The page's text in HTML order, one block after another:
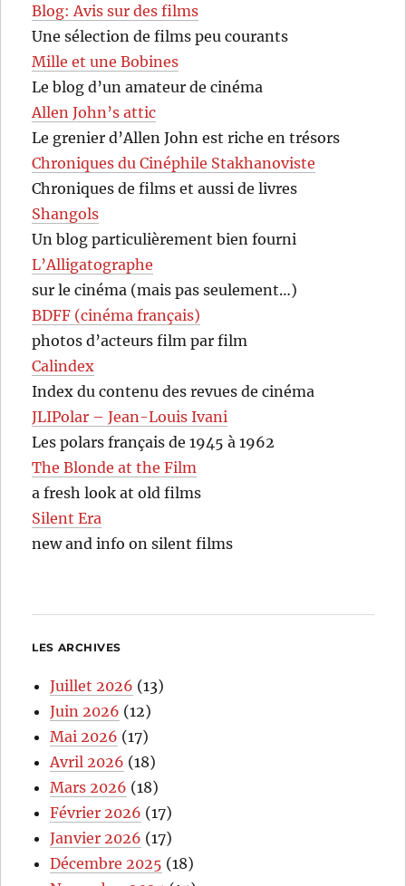
Blog: Avis sur des films
Une sélection de films peu courants
Mille et une Bobines
Le blog d’un amateur de cinéma
Allen John’s attic
Le grenier d’Allen John est riche en trésors
Chroniques du Cinéphile Stakhanoviste
Chroniques de films et aussi de livres
Shangols
Un blog particulièrement bien fourni
L’Alligatographe
sur le cinéma (mais pas seulement…)
BDFF (cinéma français)
photos d’acteurs film par film
Calindex
Index du contenu des revues de cinéma
JLIPolar – Jean-Louis Ivani
Les polars français de 1945 à 1962
The Blonde at the Film
a fresh look at old films
Silent Era
new and info on silent films
LES ARCHIVES
Juillet 2026 (13)
Juin 2026 (12)
Mai 2026 (17)
Avril 2026 (18)
Mars 2026 (18)
Février 2026 (17)
Janvier 2026 (17)
Décembre 2025 (18)